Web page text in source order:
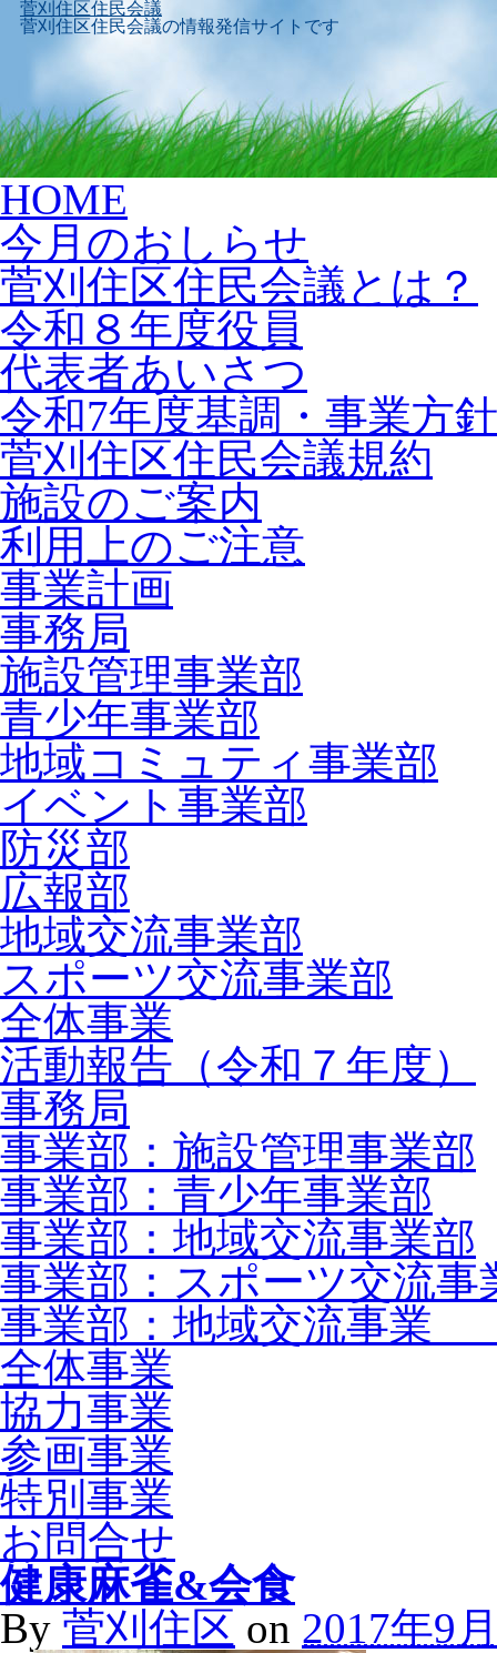
菅刈住区住民会議
菅刈住区住民会議の情報発信サイトです
Skip
to
content
HOME
今月のおしらせ
菅刈住区住民会議とは？
令和８年度役員
代表者あいさつ
令和7年度基調・事業方針
菅刈住区住民会議規約
施設のご案内
利用上のご注意
事業計画
事務局
施設管理事業部
青少年事業部
地域コミュティ事業部
イベント事業部
防災部
広報部
地域交流事業部
スポーツ交流事業部
全体事業
活動報告（令和７年度）
事務局
事業部：施設管理事業部
事業部：青少年事業部
事業部：地域交流事業部
事業部：スポーツ交流事
事業部：地域交流事業
全体事業
協力事業
参画事業
特別事業
お問合せ
健康麻雀&会食
By 菅刈住区 on 2017年9